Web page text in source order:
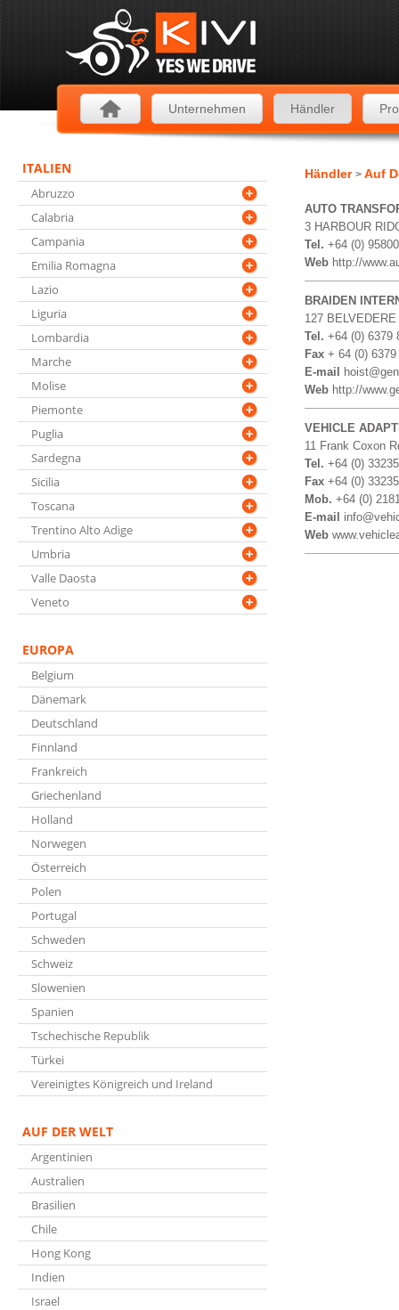
Unternehmen Händler
ITALIEN
Abruzzo
Calabria
Campania
Emilia Romagna
Lazio
Liguria
Lombardia
Marche
Molise
Piemonte
Puglia
Sardegna
Sicilia
Toscana
Trentino Alto Adige
Umbria
Valle Daosta
Veneto
EUROPA
Belgium
Dänemark
Deutschland
Finnland
Frankreich
Griechenland
Holland
Norwegen
Österreich
Polen
Portugal
Schweden
Schweiz
Slowenien
Spanien
Tschechische Republik
Türkei
Vereinigtes Königreich und Ireland
AUF DER WELT
Argentinien
Australien
Brasilien
Chile
Hong Kong
Indien
Israel
Händler > Auf
AUTO
3 HARBOUR
Tel. +64 (0)
Web http://
BRAIDEN
127
Tel. +64 (0) 6379
Fax + 64 (0) 6379
E-mail
Web http://
VEHICLE
11 Frank Coxon
Tel. +64 (0)
Fax +64 (0)
Mob. +64 (0)
E-mail
Web